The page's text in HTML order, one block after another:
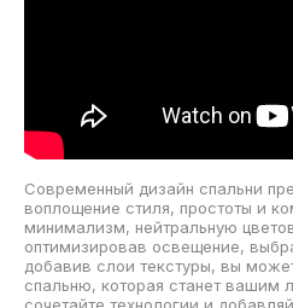
Современный дизайн спальни
воплощение стиля, простоты и
минимализм, нейтральную
оптимизировав освещение,
добавив слои текстуры, вы
спальню, которая станет вашим